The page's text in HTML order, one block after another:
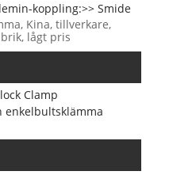
koppling:>> Smide
Kina, tillverkare,
lågt pris
Clamp
enkelbultsklämma